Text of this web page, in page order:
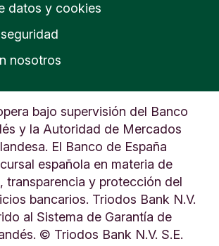
datos y cookies
nosotros
bajo supervisión del Banco
y la Autoridad de Mercados
El Banco de España
española en materia de
transparencia y protección del
bancarios. Triodos Bank N.V.
al Sistema de Garantía de
© Triodos Bank N.V. S.E.